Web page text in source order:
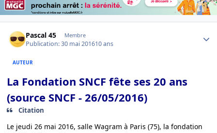
Pascal 45 Membre
Publication:30 mai 201610 ans
AUTEUR
La Fondation SNCF fête ses 20 ans
(source SNCF - 26/05/2016)
Citation
Le jeudi 26 mai 2016, salle Wagram à Paris (75), la fondation